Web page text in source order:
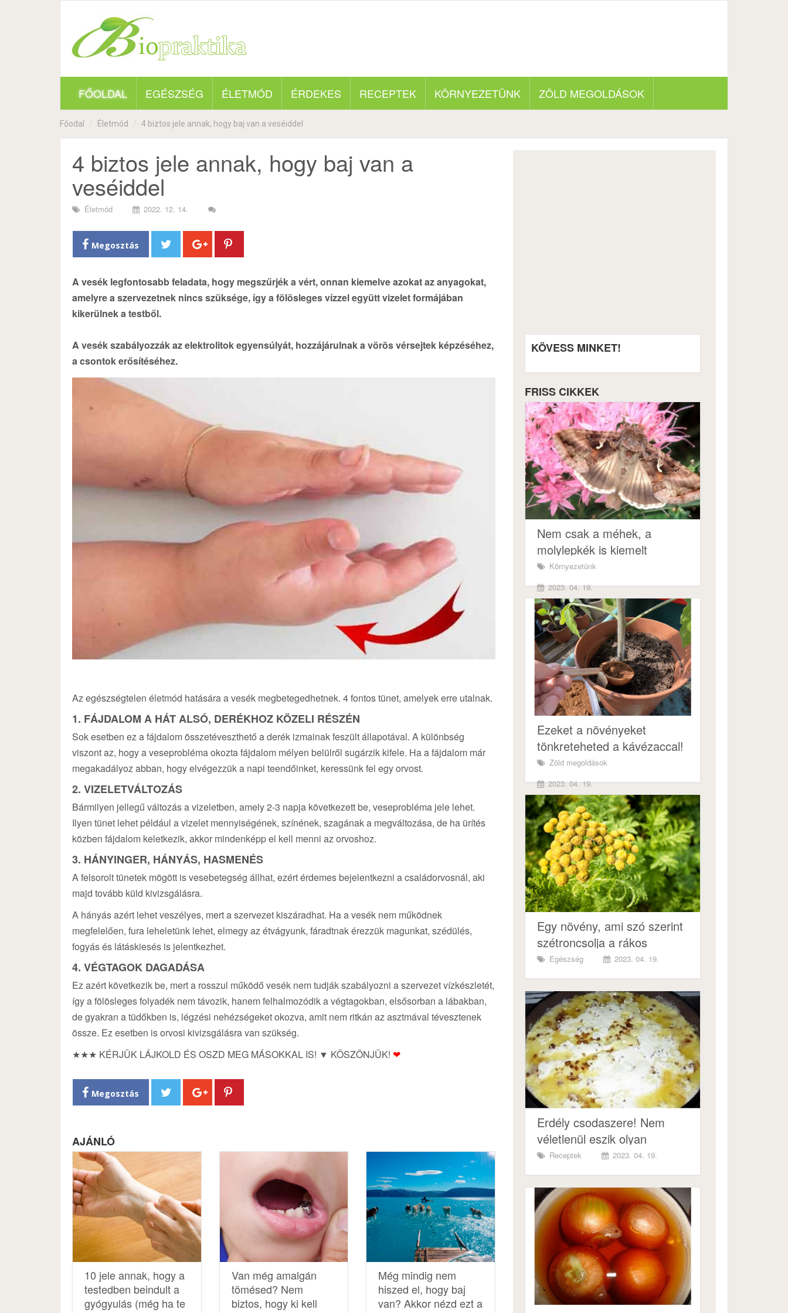
FŐOLDAL EGÉSZSÉG ÉLETMÓD ÉRDEKES RECEPTEK KÖRNYEZETÜNK ZÖLD MEGOLDÁSOK
Főodal Életmód 4 biztos jele annak, hogy baj van a veséiddel
4 biztos jele annak, hogy baj van a
veséiddel
Életmód 2022. 12. 14.
Megosztás
A vesék legfontosabb feladata, hogy megszűrjék a vért, onnan kiemelve azokat az anyagokat,
amelyre a szervezetnek nincs szüksége, így a fölösleges vízzel együtt vizelet formájában
kikerülnek a testből.
A vesék szabályozzák az elektrolitok egyensúlyát, hozzájárulnak a vörös vérsejtek képzéséhez,
a csontok erősítéséhez.
Az egészségtelen életmód hatására a vesék megbetegedhetnek. 4 fontos tünet, amelyek erre utalnak.
1. FÁJDALOM A HÁT ALSÓ, DERÉKHOZ KÖZELI RÉSZÉN
Sok esetben ez a fájdalom összetéveszthető a derék izmainak feszült állapotával. A különbség
viszont az, hogy a veseprobléma okozta fájdalom mélyen belülről sugárzik kifele. Ha a fájdalom már
megakadályoz abban, hogy elvégezzük a napi teendőinket, keressünk fel egy orvost.
2. VIZELETVÁLTOZÁS
Bármilyen jellegű változás a vizeletben, amely 2-3 napja következett be, veseprobléma jele lehet.
Ilyen tünet lehet például a vizelet mennyiségének, színének, szagának a megváltozása, de ha ürítés
közben fájdalom keletkezik, akkor mindenképp el kell menni az orvoshoz.
3. HÁNYINGER, HÁNYÁS, HASMENÉS
A felsorolt tünetek mögött is vesebetegség állhat, ezért érdemes bejelentkezni a családorvosnál, aki
majd tovább küld kivizsgálásra.
A hányás azért lehet veszélyes, mert a szervezet kiszáradhat. Ha a vesék nem működnek
megfelelően, fura leheletünk lehet, elmegy az étvágyunk, fáradtnak érezzük magunkat, szédülés,
fogyás és látáskiesés is jelentkezhet.
4. VÉGTAGOK DAGADÁSA
Ez azért következik be, mert a rosszul működő vesék nem tudják szabályozni a szervezet vízkészletét,
így a fölösleges folyadék nem távozik, hanem felhalmozódik a végtagokban, elsősorban a lábakban,
de gyakran a tüdőkben is, légzési nehézségeket okozva, amit nem ritkán az asztmával tévesztenek
össze. Ez esetben is orvosi kivizsgálásra van szükség.
★★★ KÉRJÜK LÁJKOLD ÉS OSZD MEG MÁSOKKAL IS! ▼ KÖSZÖNJÜK! ❤
Megosztás
AJÁNLÓ
10 jele annak, hogy a
testedben beindult a
gyógyulás (még ha te
Van még amalgán
tömésed? Nem
biztos, hogy ki kell
Még mindig nem
hiszed el, hogy baj
van? Akkor nézd ezt a
KÖVESS MINKET!
FRISS CIKKEK
Nem csak a méhek, a
molylepkék is kiemelt
szerepet játszanak a
beporzásban!
Környezetünk
2023. 04. 19.
Ezeket a növényeket
tönkreteheted a kávézaccal!
Zöld megoldások
2023. 04. 19.
Egy növény, ami szó szerint
szétroncsolja a rákos
sejteket!
Egészség 2023. 04. 19.
Erdély csodaszere! Nem
véletlenül eszik olyan
gyakran!
Receptek 2023. 04. 19.